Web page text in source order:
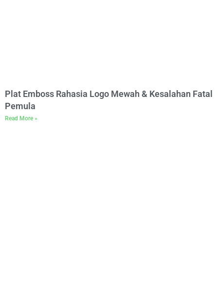
Plat Emboss Rahasia Logo Mewah & Kesalahan Fatal
Pemula
Read More »